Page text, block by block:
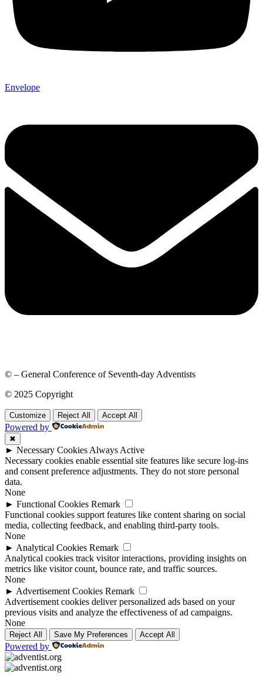
Envelope
© – General Conference of Seventh-day Adventists
© 2025 Copyright
Customize Reject All Accept All
Powered by
✖
► Necessary Cookies Always Active
Necessary cookies enable essential site features like secure log-ins
and consent preference adjustments. They do not store personal
data.
None
► Functional Cookies Remark
Functional cookies support features like content sharing on social
media, collecting feedback, and enabling third-party tools.
None
► Analytical Cookies Remark
Analytical cookies track visitor interactions, providing insights on
metrics like visitor count, bounce rate, and traffic sources.
None
► Advertisement Cookies Remark
Advertisement cookies deliver personalized ads based on your
previous visits and analyze the effectiveness of ad campaigns.
None
Reject All Save My Preferences Accept All
Powered by